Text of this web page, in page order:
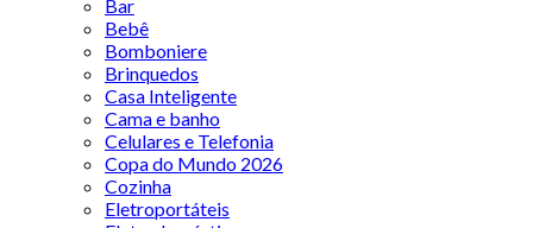
Bar
Bebê
Bomboniere
Brinquedos
Casa Inteligente
Cama e banho
Celulares e Telefonia
Copa do Mundo 2026
Cozinha
Eletroportáteis